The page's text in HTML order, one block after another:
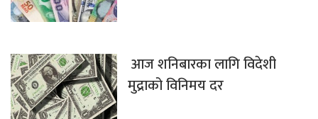
आज शनिबारका लागि विदेशी
मुद्राको विनिमय दर